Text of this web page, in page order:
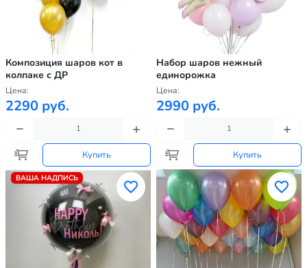
Композиция шаров кот в
колпаке с ДР
Цена:
2290 руб.
Купить
Набор шаров нежный
единорожка
Цена:
2990 руб.
Купить
ВАША НАДПИСЬ